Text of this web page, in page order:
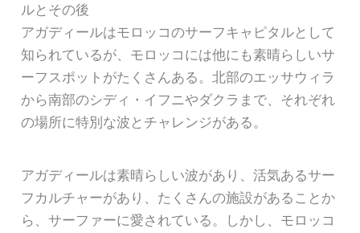
ルとその後
アガディールはモロッコのサーフキャピタルとして
知られているが、モロッコには他にも素晴らしいサ
ーフスポットがたくさんある。北部のエッサウィラ
から南部のシディ・イフニやダクラまで、それぞれ
の場所に特別な波とチャレンジがある。
アガディールは素晴らしい波があり、活気あるサー
フカルチャーがあり、たくさんの施設があることか
ら、サーファーに愛されている。しかし、モロッコ